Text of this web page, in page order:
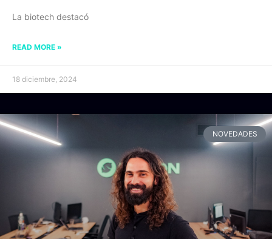
La biotech destacó
READ MORE »
18 diciembre, 2024
NOVEDADES